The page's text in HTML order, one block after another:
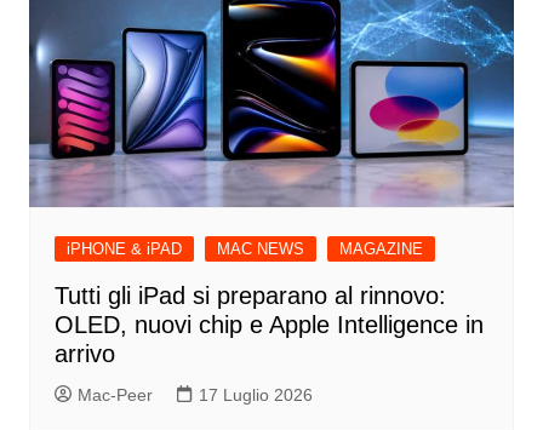
iPHONE & iPAD MAC NEWS MAGAZINE
Tutti gli iPad si preparano al rinnovo:
OLED, nuovi chip e Apple Intelligence in
arrivo
Mac-Peer 17 Luglio 2026